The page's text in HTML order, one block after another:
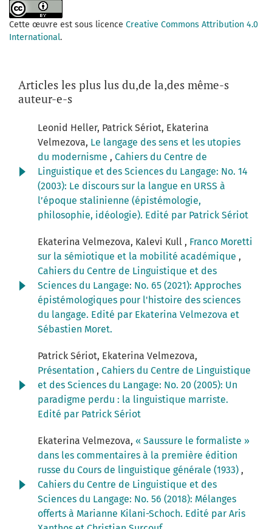
Cette œuvre est sous licence Creative Commons Attribution 4.0
International.
Articles les plus lus du,de la,des même-s
auteur-e-s
Leonid Heller, Patrick Sériot, Ekaterina
Velmezova, Le langage des sens et les utopies
du modernisme , Cahiers du Centre de
Linguistique et des Sciences du Langage: No. 14
(2003): Le discours sur la langue en URSS à
l’époque stalinienne (épistémologie,
philosophie, idéologie). Edité par Patrick Sériot
Ekaterina Velmezova, Kalevi Kull , Franco Moretti
sur la sémiotique et la mobilité académique ,
Cahiers du Centre de Linguistique et des
Sciences du Langage: No. 65 (2021): Approches
épistémologiques pour l'histoire des sciences
du langage. Edité par Ekaterina Velmezova et
Sébastien Moret.
Patrick Sériot, Ekaterina Velmezova,
Présentation , Cahiers du Centre de Linguistique
et des Sciences du Langage: No. 20 (2005): Un
paradigme perdu : la linguistique marriste.
Edité par Patrick Sériot
Ekaterina Velmezova, « Saussure le formaliste »
dans les commentaires à la première édition
russe du Cours de linguistique générale (1933) ,
Cahiers du Centre de Linguistique et des
Sciences du Langage: No. 56 (2018): Mélanges
offerts à Marianne Kilani-Schoch. Edité par Aris